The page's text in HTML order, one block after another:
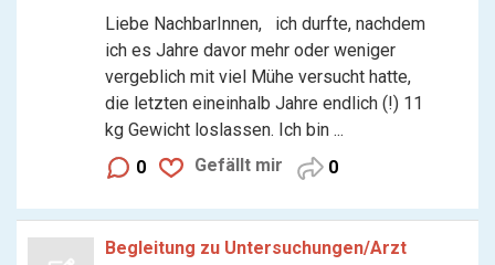
Liebe NachbarInnen, ich durfte, nachdem
ich es Jahre davor mehr oder weniger
vergeblich mit viel Mühe versucht hatte,
die letzten eineinhalb Jahre endlich (!) 11
kg Gewicht loslassen. Ich bin ...
0
Gefällt mir 0
Begleitung zu Untersuchungen/Arzt